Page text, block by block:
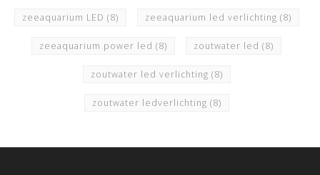
zeeaquarium LED (8) zeeaquarium led verlichting (8)
zeeaquarium power led (8) zoutwater led (8)
zoutwater led verlichting (8)
zoutwater ledverlichting (8)